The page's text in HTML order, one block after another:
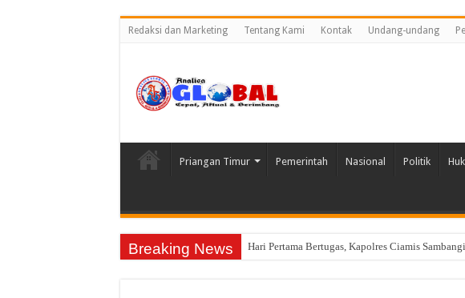
Redaksi dan Marketing Tentang Kami Kontak Undang-undang
Priangan Timur Pemerintah Nasional Politik
Breaking News Hari Pertama Bertugas, Kapolres Ciamis
98 Peserta Ikuti Pengujian Pramuka Garuda